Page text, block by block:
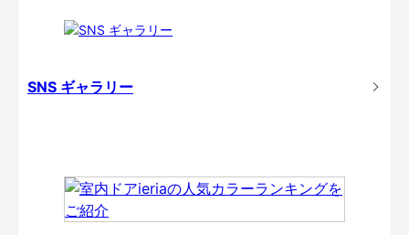
SNS ギャラリー